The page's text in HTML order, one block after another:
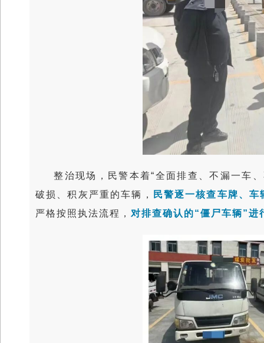
整治现场，民警本着“全面排查、不漏一车
破损、积灰严重的车辆，
民警逐一核查车牌、
严格按照执法流程， 对排查确认的“僵尸车辆”